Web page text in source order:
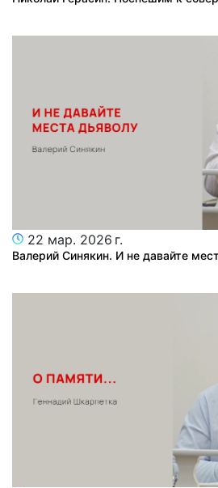
22 мар. 2026 г.
Валерий Синякин. И не давайте